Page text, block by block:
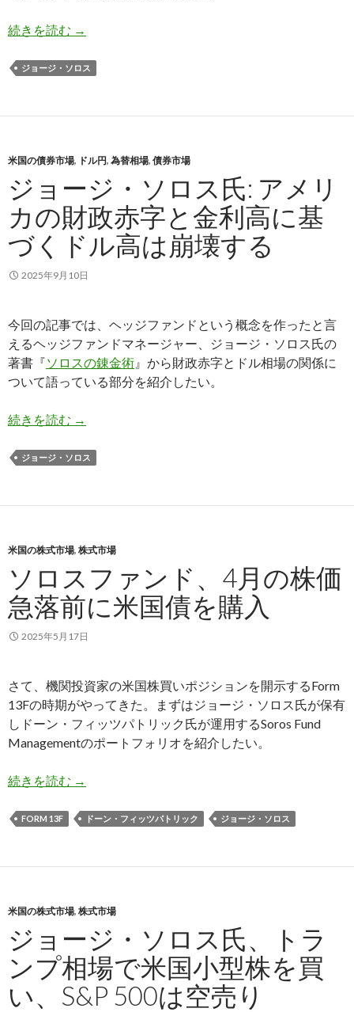
続きを読む ジョージ・ソロス氏: ドル高トレンドが逆転すれ
→
ジョージ・ソロス
米国の債券市場, ドル円, 為替相場, 債券市場
ジョージ・ソロス氏: アメリ
カの財政赤字と金利高に基
づくドル高は崩壊する
2025年9月10日
今回の記事では、ヘッジファンドという概念を作ったと言
えるヘッジファンドマネージャー、ジョージ・ソロス氏の
著書『ソロスの錬金術 』から財政赤字とドル相場の関係に
ついて語っている部分を紹介したい。
続きを読む ジョージ・ソロス氏: アメリカの財政赤字と金利
→
ジョージ・ソロス
米国の株式市場, 株式市場
ソロスファンド、4月の株価
急落前に米国債を購入
2025年5月17日
さて、機関投資家の米国株買いポジションを開示するForm
13Fの時期がやってきた。まずはジョージ・ソロス氏が保有
しドーン・フィッツパトリック氏が運用するSoros Fund
Managementのポートフォリオを紹介したい。
続きを読む ソロスファンド、4月の株価急落前に米国債を購
→
FORM 13F ドーン・フィッツパトリック ジョージ・ソロス
米国の株式市場, 株式市場
ジョージ・ソロス氏、トラ
ンプ相場で米国小型株を買
い、S&P 500は空売り